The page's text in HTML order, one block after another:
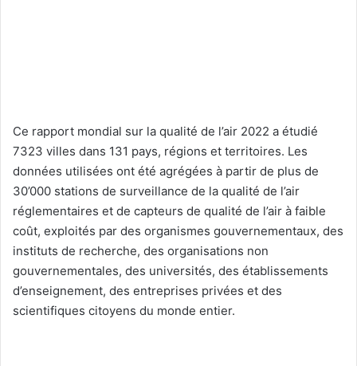
Ce rapport mondial sur la qualité de l’air 2022 a étudié
7323 villes dans 131 pays, régions et territoires. Les
données utilisées ont été agrégées à partir de plus de
30’000 stations de surveillance de la qualité de l’air
réglementaires et de capteurs de qualité de l’air à faible
coût, exploités par des organismes gouvernementaux, des
instituts de recherche, des organisations non
gouvernementales, des universités, des établissements
d’enseignement, des entreprises privées et des
scientifiques citoyens du monde entier.